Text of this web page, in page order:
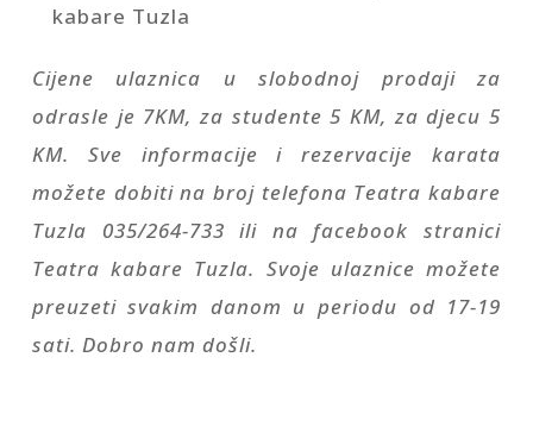
kabare Tuzla
Cijene ulaznica u slobodnoj prodaji za
odrasle je 7KM, za studente 5 KM, za djecu 5
KM.
Sve informacije i rezervacije karata
možete dobiti na broj telefona Teatra kabare
Tuzla 035/264-733 ili na facebook stranici
Teatra kabare Tuzla. Svoje ulaznice možete
preuzeti svakim danom u periodu od 17-19
sati. Dobro nam došli.